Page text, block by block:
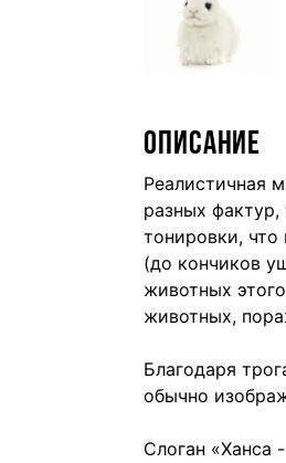
ОПИСАНИЕ
Реалистичная
разных
тонировки,
(до кончиков
животных
животных,
Благодаря
обычно
Слоган «Ханса